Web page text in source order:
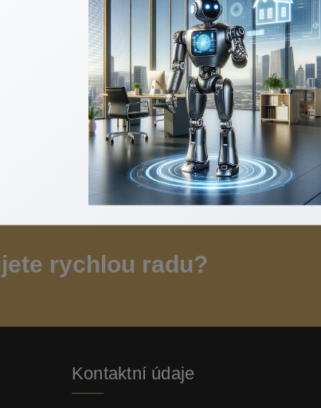
Sem napište svůj dotaz:
pracujete? Jak správně nacenit nemovitost?
ODESLAT DOTAZ
rychlou radu?
Kontaktní údaje